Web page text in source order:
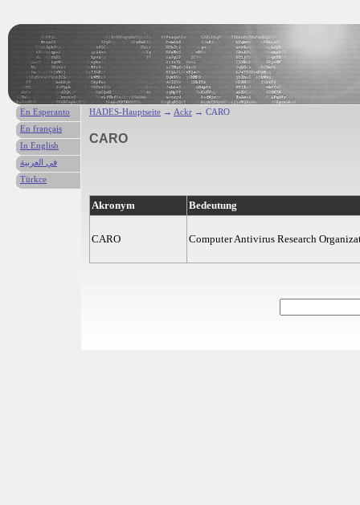
HADES-Hauptseite → Ackr → CARO
CARO
Akronym Bedeutung
CARO Computer Antivirus Research
En Esperanto
En français
In English
في العربية
Türkce